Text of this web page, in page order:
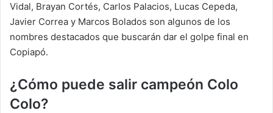
Vidal, Brayan Cortés, Carlos Palacios, Lucas Cepeda,
Javier Correa y Marcos Bolados son algunos de los
nombres destacados que buscarán dar el golpe final en
Copiapó.
¿Cómo puede salir campeón Colo
Colo?